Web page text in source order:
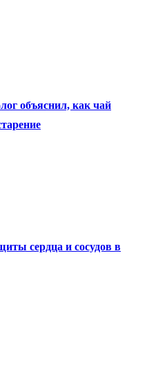
объяснил, как чай
сердца и сосудов в